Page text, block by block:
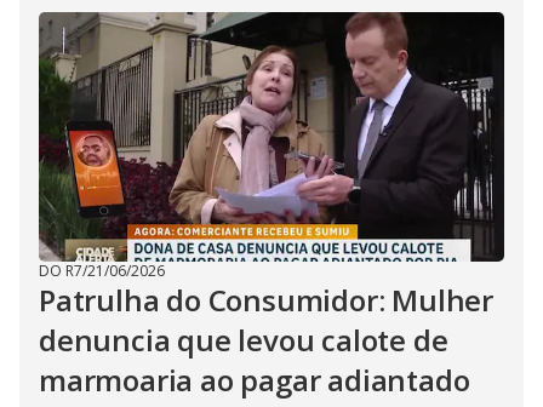
DO R7/21/06/2026
Patrulha do Consumidor: Mulher
denuncia que levou calote de
marmoaria ao pagar adiantado